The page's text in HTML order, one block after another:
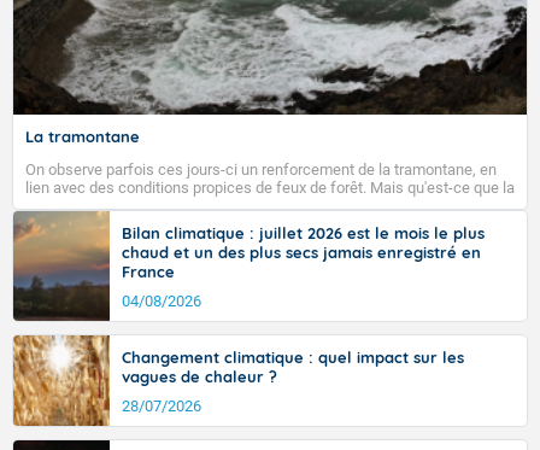
La tramontane
On observe parfois ces jours-ci un renforcement de la tramontane, en
lien avec des conditions propices de feux de forêt. Mais qu'est-ce que la
tramontane ? Quelles sont ses caractéristiques ? La tramontane est un
vent turbulent soufflant de secteur nord-ouest à nord, ou ouest à nord-
ouest, dans un secteur qui part du Roussillon à la vallée de l’Aude et à
l’ouest de l’Hérault. L’étymologie de ce vent vient du latin trasmontanus,
signifiant au-delà des monts, en allusion aux régions montagneuses
d’où provient ce vent.
Bilan climatique : juillet 2026 est le mois le plus
chaud et un des plus secs jamais enregistré en
France
04/08/2026
Changement climatique : quel impact sur les
vagues de chaleur ?
28/07/2026